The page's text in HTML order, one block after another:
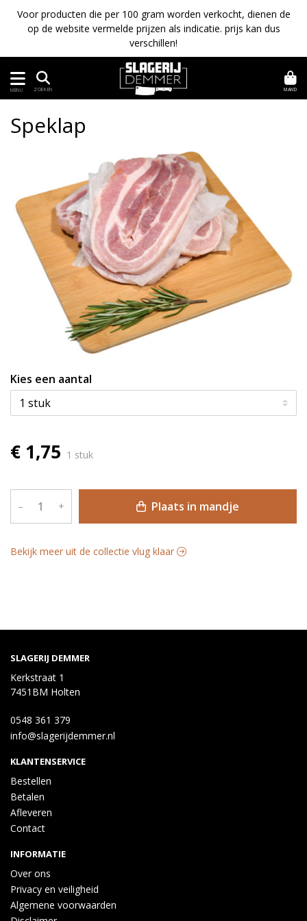
Voor producten die per 100 gram worden verkocht, dienen de
op de website vermelde prijzen als indicatie. prijs kan dus
verschillen!
MENU ZOEKEN MAND
Speklap
Kies een aantal
€ 1,75 1 stuk
– + Plaats in mandje
Bekijk meer uit de collectie vlug klaar
SLAGERIJ DEMMER
Kerkstraat 1
7451BM Holten
0548 361 379
info@slagerijdemmer.nl
KLANTENSERVICE
Bestellen
Betalen
Afleveren
Contact
INFORMATIE
Over ons
Privacy en veiligheid
Algemene voorwaarden